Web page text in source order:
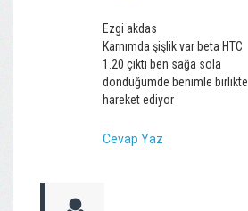
Ezgi akdas
Karnımda şişlik var beta HTC
1.20 çıktı ben sağa sola
döndüğümde benimle birlikte
hareket ediyor
Cevap Yaz